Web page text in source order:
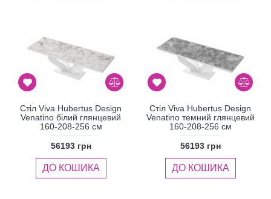
Стіл Viva Hubertus Design
Venatino білий глянцевий
160-208-256 см
56193 грн
ДО КОШИКА
Стіл Viva Hubertus Design
Venatino темний глянцевий
160-208-256 см
56193 грн
ДО КОШИКА